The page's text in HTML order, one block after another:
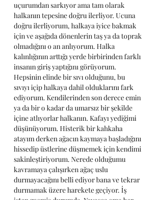
uçurumdan sarkıyor ama tam olarak
halkanın tepesine doğru ilerliyor. Ucuna
doğru ilerliyorum, halkaya iyice bakmak
için ve aşağıda dönenlerin taş ya da toprak
olmadığını o an anlıyorum. Halka
kalınlığının arttığı yerde birbirinden farklı
insanın giriş yaptığını görüyorum.
Hepsinin elinde bir sıvı olduğunu, bu
sıvıyı içip halkaya dahil olduklarını fark
ediyorum. Kendilerinden son derece emin
ya da bir o kadar da umarsız bir şekilde
içine atlıyorlar halkanın. Kafayı yediğimi
düşünüyorum. Histerik bir kahkaha
atayım derken ağacın kaymaya başladığını
hissedip üstlerine düşmemek için kendimi
sakinleştiriyorum. Nerede olduğumu
kavramaya çalışırken ağaç uslu
durmayacağını belli ediyor bana ve tekrar
durmamak üzere harekete geçiyor. İş